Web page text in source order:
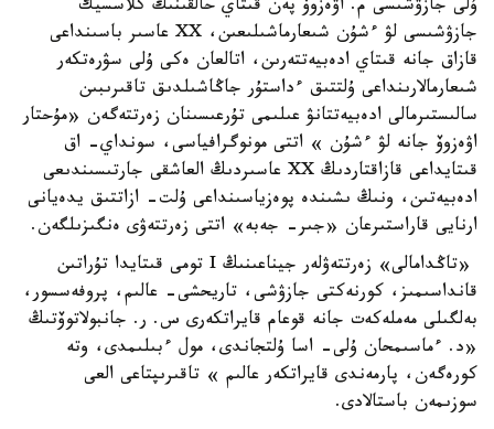
ۇلى جازۋشىسى م. اۋەزوۆ پەن قىتاي حالقىنىڭ كلاسسيك
جازۋشىسى لۋ ءشۇن شىعارماشىلىعىن، XX عاسىر باسىنداعى
قازاق جانە قىتاي ادەبيەتتەرىن، اتالعان ەكى ۇلى سۋرەتكەر
شىعارمالارىنداعى ۇلتتىق ءداستۇر جاڭاشىلدىق تاقىرىبىن
سالىستىرمالى ادەبيەتتانۋ عىلىمى تۇرعىسىنان زەرتتەگەن «مۇحتار
اۋەزوۆ جانە لۋ ءشۇن » اتتى مونوگرافياسى، سونداي- اق
قىتايداعى قازاقتاردىڭ XX عاسىردىڭ العاشقى جارتىسىندىعى
ادەبيەتىن، ونىڭ ىشىندە پوەزياسىنداعى ۇلت- ازاتتىق يدەيانى
ارنايى قاراستىرعان «جىر- جەبە» اتتى زەرتتەۋى ەنگىزىلگەن.
«تاڭدامالى» زەرتتەۋلەر جيناعىنىڭ I تومى قىتايدا تۇراتىن
قانداسىمىز، كورنەكتى جازۋشى، تاريحشى- عالىم، پروفەسسور،
بەلگىلى مەملەكەت جانە قوعام قايراتكەرى س. ر. جانبولاتوۆتىڭ
«د. ءماسىمحان ۇلى- اسا ۇلتجاندى، مول ءبىلىمدى، وتە
كورەگەن، پارمەندى قايراتكەر عالىم » تاقىرىپتاعى العى
سوزىمەن باستالادى.